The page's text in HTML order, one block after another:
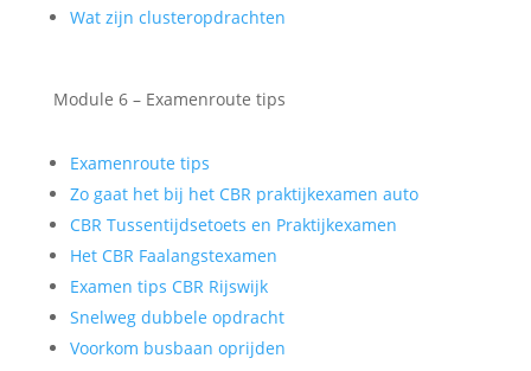
Wat zijn clusteropdrachten
Module 6 – Examenroute tips
Examenroute tips
Zo gaat het bij het CBR praktijkexamen auto
CBR Tussentijdsetoets en Praktijkexamen
Het CBR Faalangstexamen
Examen tips CBR Rijswijk
Snelweg dubbele opdracht
Voorkom busbaan oprijden